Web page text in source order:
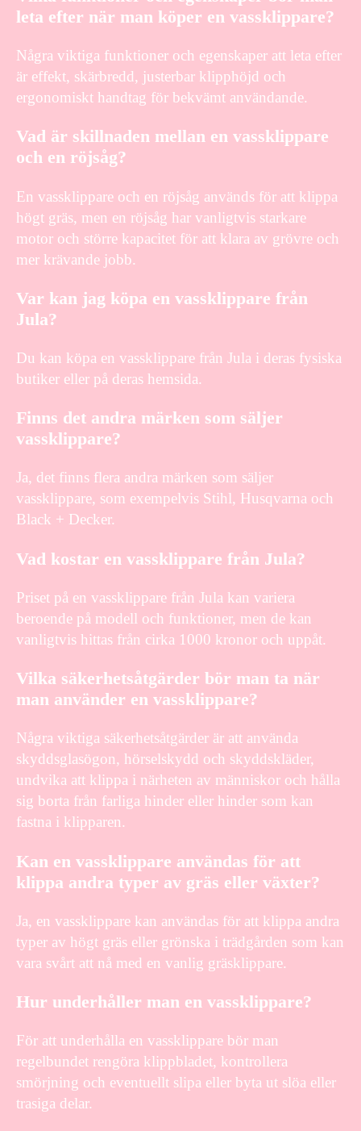
leta efter när man köper en vassklippare?
Några viktiga funktioner och egenskaper att leta efter
är effekt, skärbredd, justerbar klipphöjd och
ergonomiskt handtag för bekvämt användande.
Vad är skillnaden mellan en vassklippare
och en röjsåg?
En vassklippare och en röjsåg används för att klippa
högt gräs, men en röjsåg har vanligtvis starkare
motor och större kapacitet för att klara av grövre och
mer krävande jobb.
Var kan jag köpa en vassklippare från
Jula?
Du kan köpa en vassklippare från Jula i deras fysiska
butiker eller på deras hemsida.
Finns det andra märken som säljer
vassklippare?
Ja, det finns flera andra märken som säljer
vassklippare, som exempelvis Stihl, Husqvarna och
Black + Decker.
Vad kostar en vassklippare från Jula?
Priset på en vassklippare från Jula kan variera
beroende på modell och funktioner, men de kan
vanligtvis hittas från cirka 1000 kronor och uppåt.
Vilka säkerhetsåtgärder bör man ta när
man använder en vassklippare?
Några viktiga säkerhetsåtgärder är att använda
skyddsglasögon, hörselskydd och skyddskläder,
undvika att klippa i närheten av människor och hålla
sig borta från farliga hinder eller hinder som kan
fastna i klipparen.
Kan en vassklippare användas för att
klippa andra typer av gräs eller växter?
Ja, en vassklippare kan användas för att klippa andra
typer av högt gräs eller grönska i trädgården som kan
vara svårt att nå med en vanlig gräsklippare.
Hur underhåller man en vassklippare?
För att underhålla en vassklippare bör man
regelbundet rengöra klippbladet, kontrollera
smörjning och eventuellt slipa eller byta ut slöa eller
trasiga delar.